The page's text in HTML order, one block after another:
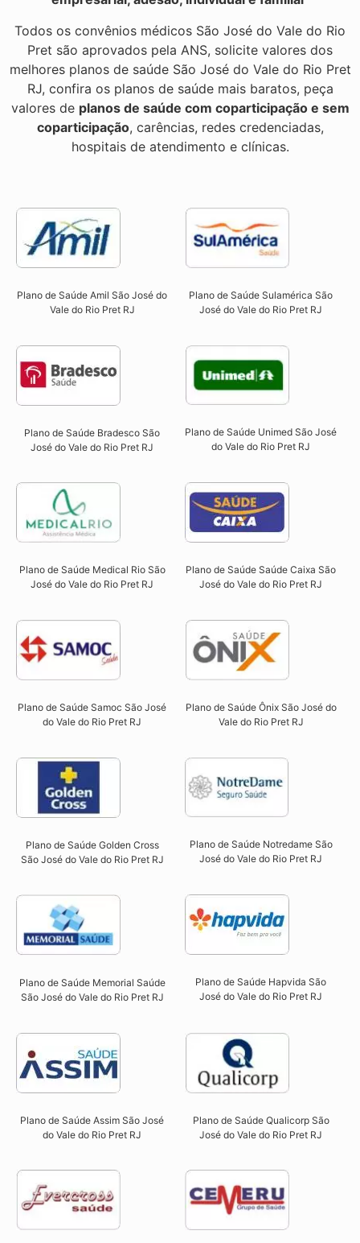
Todos os convênios médicos São José do Vale do Rio
Pret são aprovados pela ANS, solicite valores dos
melhores planos de saúde São José do Vale do Rio Pret
RJ, confira os planos de saúde mais baratos, peça
valores de planos de saúde com coparticipação e sem
coparticipação, carências, redes credenciadas,
hospitais de atendimento e clínicas.
Plano de Saúde Amil São José do
Vale do Rio Pret RJ
Plano de Saúde Sulamérica São
José do Vale do Rio Pret RJ
Plano de Saúde Bradesco São
José do Vale do Rio Pret RJ
Plano de Saúde Unimed São José
do Vale do Rio Pret RJ
Plano de Saúde Medical Rio São
José do Vale do Rio Pret RJ​
Plano de Saúde Saúde Caixa São
José do Vale do Rio Pret RJ​
Plano de Saúde Samoc São José
do Vale do Rio Pret RJ​
Plano de Saúde Ônix São José do
Vale do Rio Pret RJ​
Plano de Saúde Golden Cross
São José do Vale do Rio Pret RJ​
Plano de Saúde Notredame São
José do Vale do Rio Pret RJ​
Plano de Saúde Memorial Saúde
São José do Vale do Rio Pret RJ​
Plano de Saúde Hapvida São
José do Vale do Rio Pret RJ​
Plano de Saúde Assim São José
do Vale do Rio Pret RJ​
Plano de Saúde Qualicorp São
José do Vale do Rio Pret RJ​